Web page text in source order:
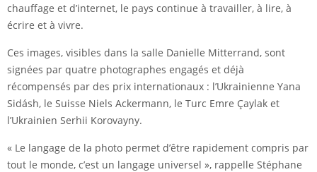
chauffage et d’internet, le pays continue à travailler, à lire, à
écrire et à vivre.
Ces images, visibles dans la salle Danielle Mitterrand, sont
signées par quatre photographes engagés et déjà
récompensés par des prix internationaux : l’Ukrainienne Yana
Sidásh, le Suisse Niels Ackermann, le Turc Emre Çaylak et
l’Ukrainien Serhii Korovayny.
« Le langage de la photo permet d’être rapidement compris par
tout le monde, c’est un langage universel », rappelle Stéphane